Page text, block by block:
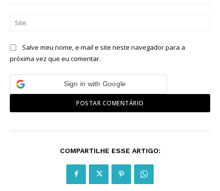
Salve meu nome, e-mail e site neste navegador para a
próxima vez que eu comentar.
Sign in with Google
COMPARTILHE ESSE ARTIGO: